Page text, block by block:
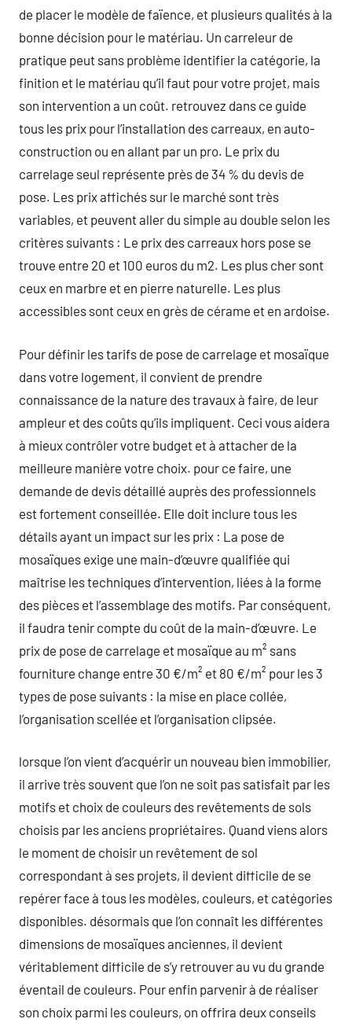
de placer le modèle de faïence, et plusieurs qualités à la
bonne décision pour le matériau. Un carreleur de
pratique peut sans problème identifier la catégorie, la
finition et le matériau qu’il faut pour votre projet, mais
son intervention a un coût. retrouvez dans ce guide
tous les prix pour l’installation des carreaux, en auto-
construction ou en allant par un pro. Le prix du
carrelage seul représente près de 34 % du devis de
pose. Les prix affichés sur le marché sont très
variables, et peuvent aller du simple au double selon les
critères suivants : Le prix des carreaux hors pose se
trouve entre 20 et 100 euros du m2. Les plus cher sont
ceux en marbre et en pierre naturelle. Les plus
accessibles sont ceux en grès de cérame et en ardoise.
Pour définir les tarifs de pose de carrelage et mosaïque
dans votre logement, il convient de prendre
connaissance de la nature des travaux à faire, de leur
ampleur et des coûts qu’ils impliquent. Ceci vous aidera
à mieux contrôler votre budget et à attacher de la
meilleure manière votre choix. pour ce faire, une
demande de devis détaillé auprès des professionnels
est fortement conseillée. Elle doit inclure tous les
détails ayant un impact sur les prix : La pose de
mosaïques exige une main-d’œuvre qualifiée qui
maîtrise les techniques d’intervention, liées à la forme
des pièces et l’assemblage des motifs. Par conséquent,
il faudra tenir compte du coût de la main-d’œuvre. Le
prix de pose de carrelage et mosaïque au m² sans
fourniture change entre 30 €/m² et 80 €/m² pour les 3
types de pose suivants : la mise en place collée,
l’organisation scellée et l’organisation clipsée.
lorsque l’on vient d’acquérir un nouveau bien immobilier,
il arrive très souvent que l’on ne soit pas satisfait par les
motifs et choix de couleurs des revêtements de sols
choisis par les anciens propriétaires. Quand viens alors
le moment de choisir un revêtement de sol
correspondant à ses projets, il devient difficile de se
repérer face à tous les modèles, couleurs, et catégories
disponibles. désormais que l’on connaît les différentes
dimensions de mosaïques anciennes, il devient
véritablement difficile de s’y retrouver au vu du grande
éventail de couleurs. Pour enfin parvenir à de réaliser
son choix parmi les couleurs, on offrira deux conseils